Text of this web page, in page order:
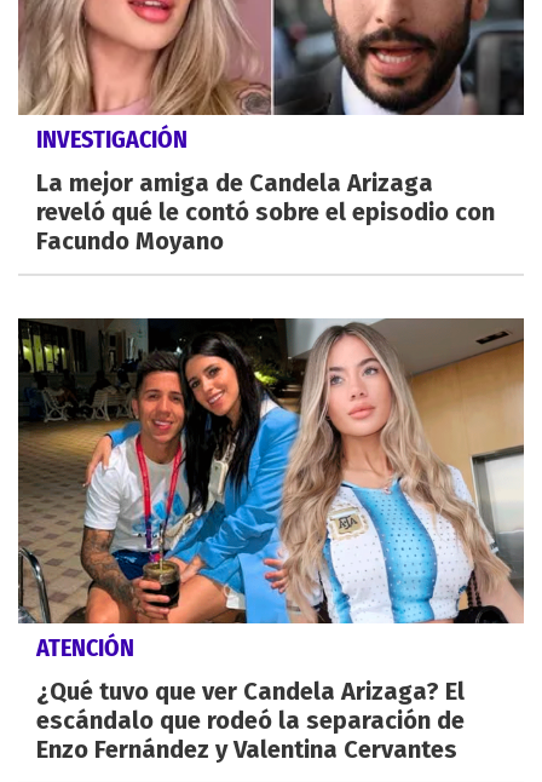
INVESTIGACIÓN
La mejor amiga de Candela Arizaga
reveló qué le contó sobre el episodio con
Facundo Moyano
ATENCIÓN
¿Qué tuvo que ver Candela Arizaga? El
escándalo que rodeó la separación de
Enzo Fernández y Valentina Cervantes